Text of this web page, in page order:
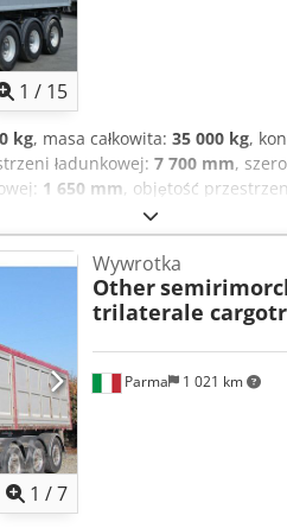
1 / 15
kg, masa całkowita: 35 000 kg,
ładunkowej: 7 700 mm,
1 650 mm, objętość
ABS
Pneumatyczne zawieszenie
Odchylana osłona
rolowana Pomost Zastrzeżenie
1 /7
Parma 1 021 km
Wywrotka
Other
trilaterale